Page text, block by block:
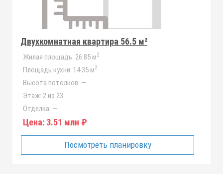
Двухкомнатная квартира 56.5 м²
Жилая площадь: 26.85 м2
Площадь кухни: 14.35 м2
Высота потолков: —
Этаж: 2 из 23
Отделка: —
Цена: 3.51 млн ₽
Посмотреть планировку